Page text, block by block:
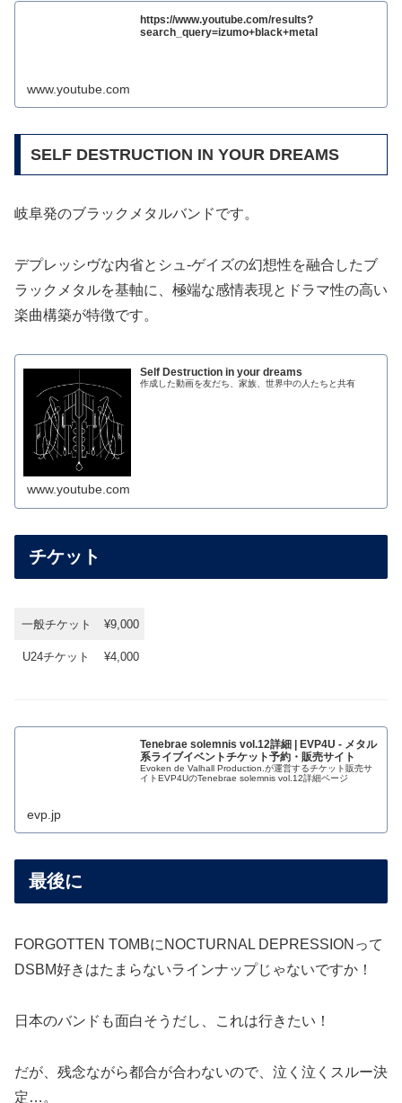
https://www.youtube.com/results?
search_query=izumo+black+metal
www.youtube.com
SELF DESTRUCTION IN YOUR DREAMS
岐阜発のブラックメタルバンドです。
デプレッシヴな内省とシュ-ゲイズの幻想性を融合したブ
ラックメタルを基軸に、極端な感情表現とドラマ性の高い
楽曲構築が特徴です。
Self Destruction in your dreams
作成した動画を友だち、家族、世界中の人たちと共有
www.youtube.com
チケット
一般チケット ¥9,000
U24チケット ¥4,000
Tenebrae solemnis vol.12詳細 | EVP4U - メタル
系ライブイベントチケット予約・販売サイト
Evoken de Valhall Production.が運営するチケット販売サ
イトEVP4UのTenebrae solemnis vol.12詳細ページ
evp.jp
最後に
FORGOTTEN TOMBにNOCTURNAL DEPRESSIONって
DSBM好きはたまらないラインナップじゃないですか！
日本のバンドも面白そうだし、これは行きたい！
だが、残念ながら都合が合わないので、泣く泣くスルー決
定…。